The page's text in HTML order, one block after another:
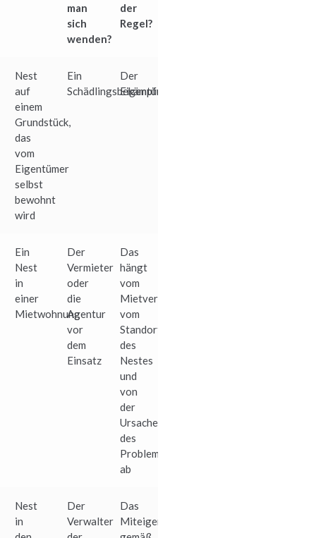
man
sich
wenden?
der
Regel?
Nest
auf
einem
Grundstück,
das
vom
Eigentümer
selbst
bewohnt
wird
Ein
Schädlingsbekämpfungsunternehmen
Der
Eigentümer
Ein
Nest
in
einer
Mietwohnung
Der
Vermieter
oder
die
Agentur
vor
dem
Einsatz
Das
hängt
vom
Mietvertrag,
vom
Standort
des
Nestes
und
von
der
Ursache
des
Problems
ab
Nest
in
Der
Verwalter
Das
Miteigentum